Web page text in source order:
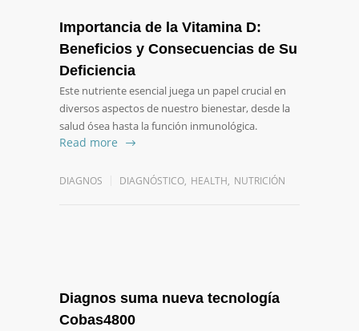
Importancia de la Vitamina D:
Beneficios y Consecuencias de Su
Deficiencia
Este nutriente esencial juega un papel crucial en
diversos aspectos de nuestro bienestar, desde la
salud ósea hasta la función inmunológica.
Read more
DIAGNOS DIAGNÓSTICO, HEALTH, NUTRICIÓN
Diagnos suma nueva tecnología
Cobas4800